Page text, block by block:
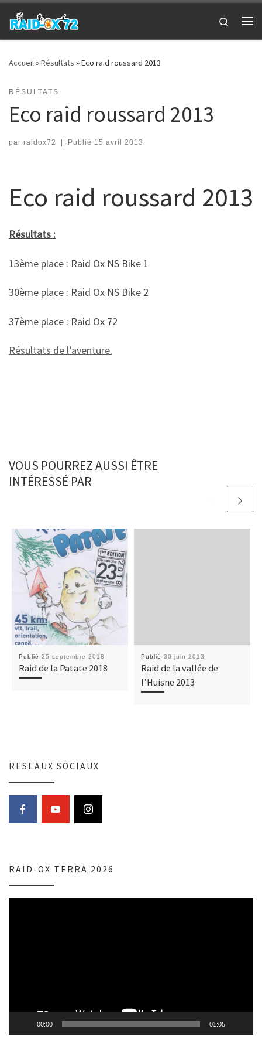
Passer au contenu
Search
Accueil»Résultats »Eco raid roussard 2013
RÉSULTATS
Eco raid roussard 2013
par raidox72 | Publié 15 avril 2013
Eco raid roussard 2013
Résultats :
13ème place : Raid Ox NS Bike 1
30ème place : Raid Ox NS Bike 2
37ème place : Raid Ox 72
Résultats de l’aventure.
VOUS POURREZ AUSSI ÊTRE
INTÉRESSÉ PAR
Publié 25 septembre 2018
Raid de la Patate 2018
Publié 30 juin 2013
Raid de la vallée de
l’Huisne 2013
RESEAUX SOCIAUX
RAID-OX TERRA 2026
00:00 01:05